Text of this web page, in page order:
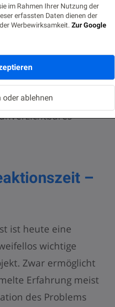
im Rahmen Ihrer Nutzung der
erfassten Daten dienen der
Werbewirksamkeit. Zur Google
oder ablehnen
hier helfen kann?“
Erfahrung. Sie ist der
so schwer ersetzen
wir über Jahre hinweg
–
ist heute eine
wichtige
Zwar ermöglicht
Erfahrung meist
des Problems